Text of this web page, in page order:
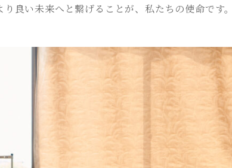
良い未来へと繋げることが、私たちの使命です。